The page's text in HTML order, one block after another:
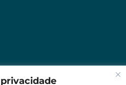
tráfego. Ao clicar em
com o uso de